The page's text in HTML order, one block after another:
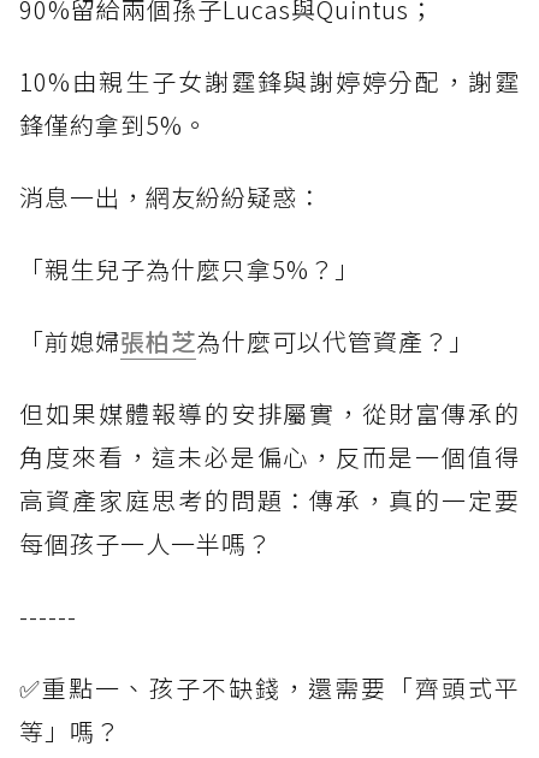
90%留給兩個孫子Lucas與Quintus；
10%由親生子女謝霆鋒與謝婷婷分配，謝霆
鋒僅約拿到5%。
消息一出，網友紛紛疑惑：
「親生兒子為什麼只拿5%？」
「前媳婦張柏芝為什麼可以代管資產？」
但如果媒體報導的安排屬實，從財富傳承的
角度來看，這未必是偏心，反而是一個值得
高資產家庭思考的問題：傳承，真的一定要
每個孩子一人一半嗎？
------
✅重點一、孩子不缺錢，還需要「齊頭式平
等」嗎？